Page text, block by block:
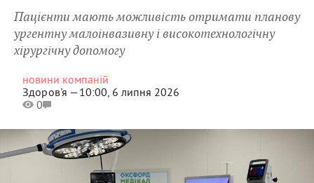
Пацієнти мають можливість отримати планову
ургентну малоінвазивну і високотехнологічну
хірургічну допомогу
новини компаній
Здоров'я —10:00, 6 липня 2026
0